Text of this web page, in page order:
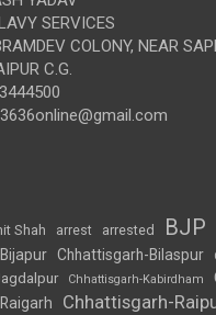
LAVY SERVICES
COLONY, NEAR
C.G.
Shah arrest arrested BJP
Chhattisgarh-Bilaspur
Chhattisgarh-Kabirdham
Chhattisgarh-